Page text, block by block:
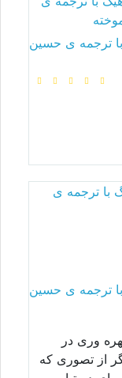
ترجمه ی حسین
ترجمه ی حسین
وری در
از تصوری که